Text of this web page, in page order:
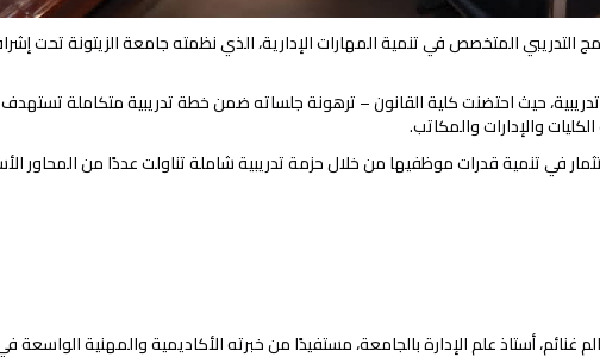
اليوم الأربعاء الموافق 29 أبريل 2026م البرنامج التدريبي المتخصص في تنمية المهارات الإدارية، الذي
حيث احتضنت كلية القانون – ترهونة جلساته ضمن خطة تدريبية متكاملة
والإدارات والمكاتب.
في تنمية قدرات موظفيها من خلال حزمة تدريبية شاملة تناولت عددًا من المحاور
غنائم، أستاذ علم الإدارة بالجامعة، مستفيدًا من خبرته الأكاديمية والمهنية